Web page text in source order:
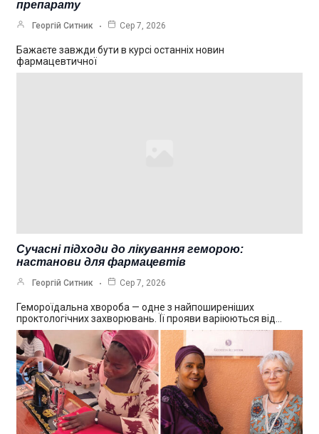
препарату
Георгій Ситник Сер 7, 2026
Бажаєте завжди бути в курсі останніх новин
фармацевтичної
Сучасні підходи до лікування геморою:
настанови для фармацевтів
Георгій Ситник Сер 7, 2026
Гемороїдальна хвороба — одне з найпоширеніших
проктологічних захворювань. Її прояви варіюються від…